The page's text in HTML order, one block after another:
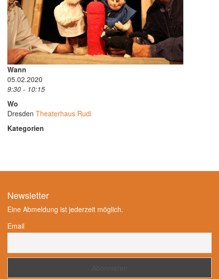
Wann
05.02.2020
9:30 - 10:15
Wo
Dresden Theaterhaus Rudi
Kategorien
Newsletter
Eine Abmeldung ist jederzeit möglich.
Email